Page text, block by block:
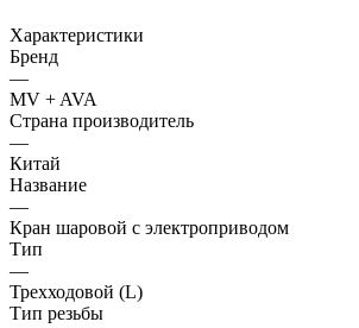
Характеристики
Бренд
—
MV + AVA
Страна производитель
—
Китай
Название
—
Кран шаровой с электроприводом
Тип
—
Трехходовой (L)
Тип резьбы